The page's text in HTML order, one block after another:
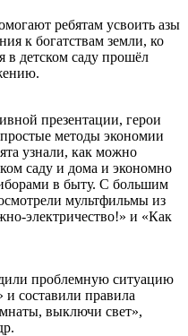
ребятам усвоить азы
к богатствам земли, ко
в детском саду прошёл
презентации, герои
методы экономии
узнали, как можно
саду и дома и экономно
в быту. С большим
мультфильмы из
электричество!» и «Как
проблемную ситуацию
и составили правила
выключи свет»,